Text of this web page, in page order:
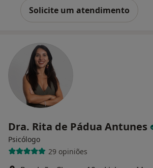
Solicite um atendimento
Dra. Rita de Pádua Antunes
Psicólogo
29 opiniões